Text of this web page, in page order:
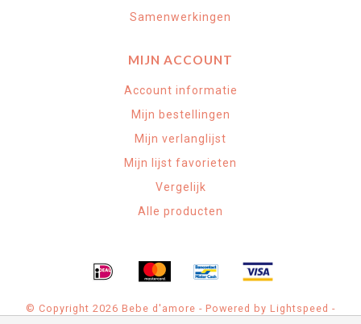
Samenwerkingen
MIJN ACCOUNT
Account informatie
Mijn bestellingen
Mijn verlanglijst
Mijn lijst favorieten
Vergelijk
Alle producten
© Copyright 2026 Bebe d'amore - Powered by Lightspeed -